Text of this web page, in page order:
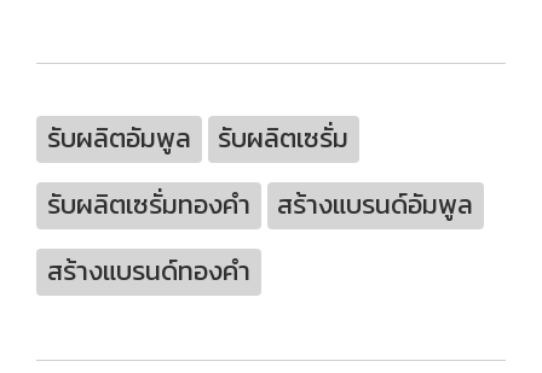
รับผลิตอัมพูล
รับผลิตเซรั่ม
รับผลิตเซรั่มทองคำ
สร้างแบรนด์อัมพูล
สร้างแบรนด์ทองคำ